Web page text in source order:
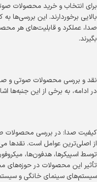
برای انتخاب و خرید محصولات
بالایی برخوردارند. این بررسی‌ها
صدا، عملکرد و قابلیت‌های هر
بگیرند.
نقد و بررسی محصولات صوتی و
در ادامه، به برخی از این جنبه‌ها
کیفیت صدا: در بررسی محصولات
از اصلی‌ترین عوامل است. نقدها
توسط اسپیکرها، هدفون‌ها،
تأثیر این محصولات در حوزه‌های
سیستم‌های سینمای خانگی و